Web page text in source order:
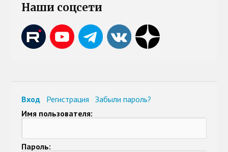
Наши соцсети
Вход Регистрация
Забыли пароль?
Имя пользователя:
Пароль: